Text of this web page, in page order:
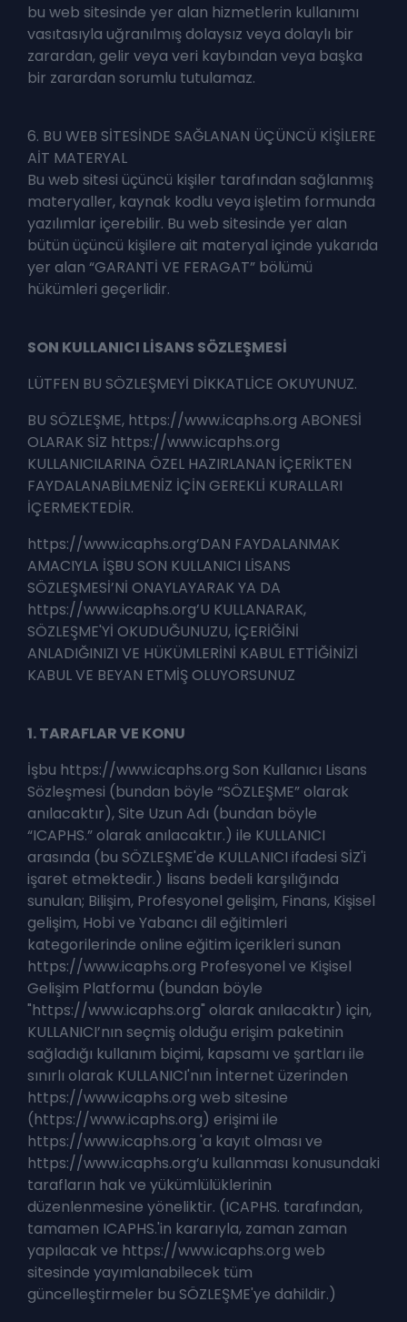
bu web sitesinde yer alan hizmetlerin kullanımı
vasıtasıyla uğranılmış dolaysız veya dolaylı bir
zarardan, gelir veya veri kaybından veya başka
bir zarardan sorumlu tutulamaz.
6. BU WEB SİTESİNDE SAĞLANAN ÜÇÜNCÜ KİŞİLERE
AİT MATERYAL
Bu web sitesi üçüncü kişiler tarafından sağlanmış
materyaller, kaynak kodlu veya işletim formunda
yazılımlar içerebilir. Bu web sitesinde yer alan
bütün üçüncü kişilere ait materyal içinde yukarıda
yer alan “GARANTİ VE FERAGAT” bölümü
hükümleri geçerlidir.
SON KULLANICI LİSANS SÖZLEŞMESİ
LÜTFEN BU SÖZLEŞMEYİ DİKKATLİCE OKUYUNUZ.
BU SÖZLEŞME, https://www.icaphs.org ABONESİ
OLARAK SİZ https://www.icaphs.org
KULLANICILARINA ÖZEL HAZIRLANAN İÇERİKTEN
FAYDALANABİLMENİZ İÇİN GEREKLİ KURALLARI
İÇERMEKTEDİR.
https://www.icaphs.org’DAN FAYDALANMAK
AMACIYLA İŞBU SON KULLANICI LİSANS
SÖZLEŞMESİ’Nİ ONAYLAYARAK YA DA
https://www.icaphs.org’U KULLANARAK,
SÖZLEŞME'Yİ OKUDUĞUNUZU, İÇERİĞİNİ
ANLADIĞINIZI VE HÜKÜMLERİNİ KABUL ETTİĞİNİZİ
KABUL VE BEYAN ETMİŞ OLUYORSUNUZ
1. TARAFLAR VE KONU
İşbu https://www.icaphs.org Son Kullanıcı Lisans
Sözleşmesi (bundan böyle “SÖZLEŞME” olarak
anılacaktır), Site Uzun Adı (bundan böyle
“ICAPHS.” olarak anılacaktır.) ile KULLANICI
arasında (bu SÖZLEŞME'de KULLANICI ifadesi SİZ'i
işaret etmektedir.) lisans bedeli karşılığında
sunulan; Bilişim, Profesyonel gelişim, Finans, Kişisel
gelişim, Hobi ve Yabancı dil eğitimleri
kategorilerinde online eğitim içerikleri sunan
https://www.icaphs.org Profesyonel ve Kişisel
Gelişim Platformu (bundan böyle
"https://www.icaphs.org" olarak anılacaktır) için,
KULLANICI’nın seçmiş olduğu erişim paketinin
sağladığı kullanım biçimi, kapsamı ve şartları ile
sınırlı olarak KULLANICI'nın İnternet üzerinden
https://www.icaphs.org web sitesine
(https://www.icaphs.org) erişimi ile
https://www.icaphs.org 'a kayıt olması ve
https://www.icaphs.org’u kullanması konusundaki
tarafların hak ve yükümlülüklerinin
düzenlenmesine yöneliktir. (ICAPHS. tarafından,
tamamen ICAPHS.'in kararıyla, zaman zaman
yapılacak ve https://www.icaphs.org web
sitesinde yayımlanabilecek tüm
güncelleştirmeler bu SÖZLEŞME'ye dahildir.)